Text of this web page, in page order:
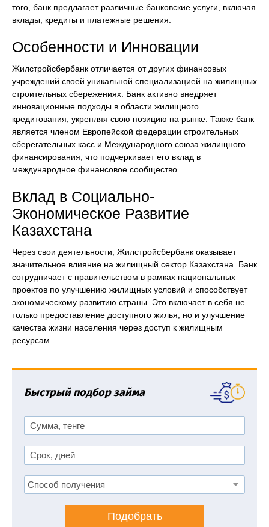
того, банк предлагает различные банковские услуги, включая
вклады, кредиты и платежные решения.
Особенности и Инновации
Жилстройсбербанк отличается от других финансовых
учреждений своей уникальной специализацией на жилищных
строительных сбережениях. Банк активно внедряет
инновационные подходы в области жилищного
кредитования, укрепляя свою позицию на рынке. Также банк
является членом Европейской федерации строительных
сберегательных касс и Международного союза жилищного
финансирования, что подчеркивает его вклад в
международное финансовое сообщество.
Вклад в Социально-
Экономическое Развитие
Казахстана
Через свои деятельности, Жилстройсбербанк оказывает
значительное влияние на жилищный сектор Казахстана. Банк
сотрудничает с правительством в рамках национальных
проектов по улучшению жилищных условий и способствует
экономическому развитию страны. Это включает в себя не
только предоставление доступного жилья, но и улучшение
качества жизни населения через доступ к жилищным
ресурсам.
Быстрый подбор займа
Подобрать